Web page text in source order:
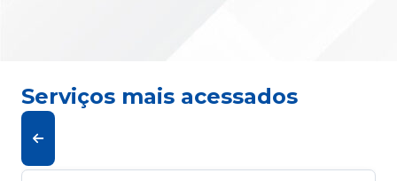
Serviços mais acessados